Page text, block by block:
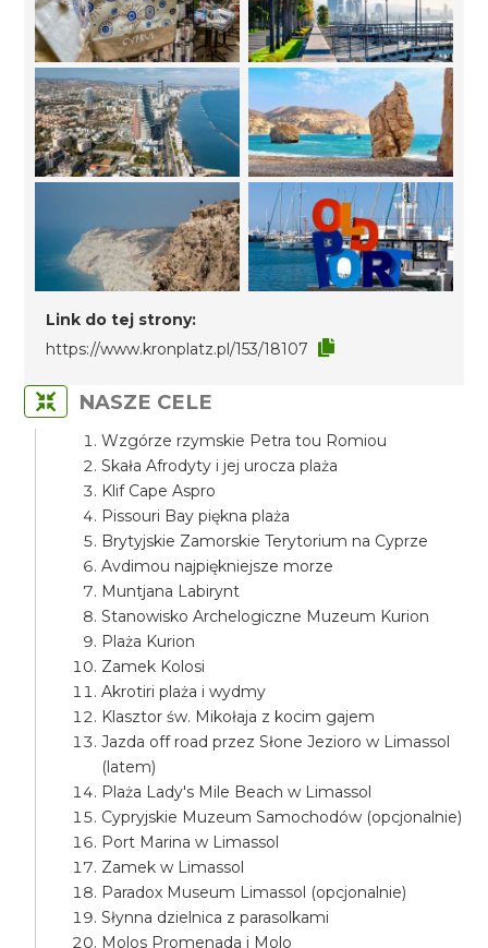
Link do tej strony:
https://www.kronplatz.pl/153/18107
NASZE CELE
Wzgórze rzymskie Petra tou Romiou
Skała Afrodyty i jej urocza plaża
Klif Cape Aspro
Pissouri Bay piękna plaża
Brytyjskie Zamorskie Terytorium na Cyprze
Avdimou najpiękniejsze morze
Muntjana Labirynt
Stanowisko Archelogiczne Muzeum Kurion
Plaża Kurion
Zamek Kolosi
Akrotiri plaża i wydmy
Klasztor św. Mikołaja z kocim gajem
Jazda off road przez Słone Jezioro w Limassol
(latem)
Plaża Lady's Mile Beach w Limassol
Cypryjskie Muzeum Samochodów (opcjonalnie)
Port Marina w Limassol
Zamek w Limassol
Paradox Museum Limassol (opcjonalnie)
Słynna dzielnica z parasolkami
Molos Promenada i Molo